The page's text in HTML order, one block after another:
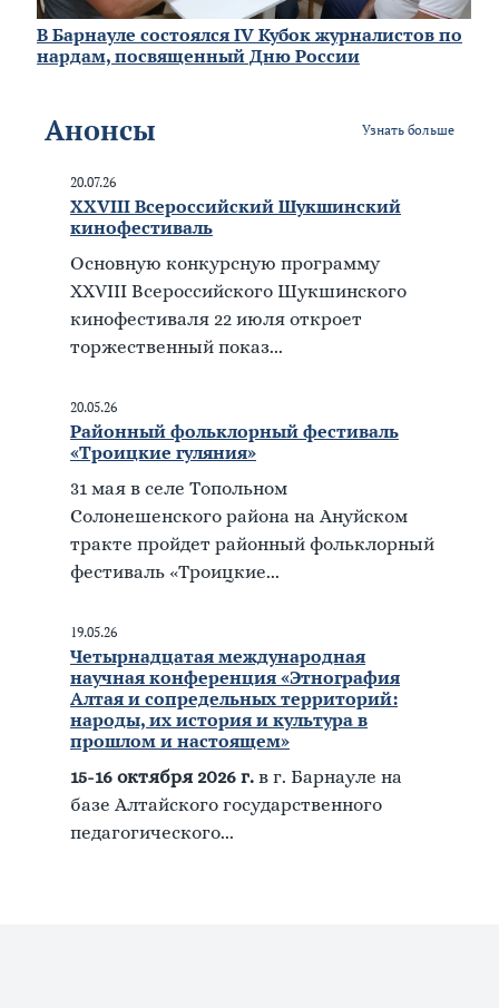
В Барнауле состоялся IV Кубок журналистов по
нардам, посвященный Дню России
Анонсы Узнать больше
20.07.26
XXVIII Всероссийский Шукшинский
кинофестиваль
Основную конкурсную программу
XXVIII Всероссийского Шукшинского
кинофестиваля 22 июля откроет
торжественный показ...
20.05.26
Районный фольклорный фестиваль
«Троицкие гуляния»
31 мая в селе Топольном
Солонешенского района на Ануйском
тракте пройдет районный фольклорный
фестиваль «Троицкие...
19.05.26
Четырнадцатая международная
научная конференция «Этнография
Алтая и сопредельных территорий:
народы, их история и культура в
прошлом и настоящем»
15-16 октября 2026 г. в г. Барнауле на
базе Алтайского государственного
педагогического...